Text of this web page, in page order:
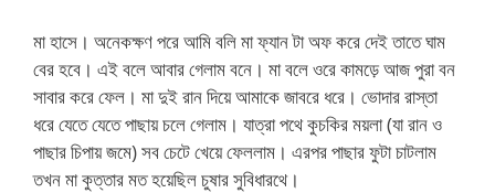
মা হাসে। অনেকক্ষণ পরে আমি বলি মা ফ্যান টা অফ করে দেই তাতে ঘাম
বের হবে। এই বলে আবার গেলাম বনে। মা বলে ওরে কামড়ে আজ পুরা বন
সাবার করে ফেল। মা দুই রান দিয়ে আমাকে জাবরে ধরে। ভোদার রাস্তা
ধরে যেতে যেতে পাছায় চলে গেলাম। যাত্রা পথে কুচকির ময়লা (যা রান ও
পাছার চিপায় জমে) সব চেটে খেয়ে ফেললাম। এরপর পাছার ফুটা চাটলাম
তখন মা কুত্তার মত হয়েছিল চুষার সুবিধারথে।